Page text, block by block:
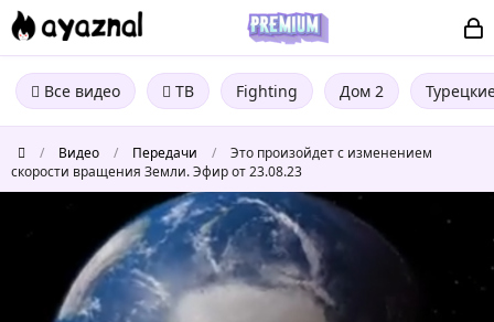
Все видео ТВ Fighting Дом 2
/ Видео / Передачи /
Это произойдет с изменением
скорости вращения Земли. Эфир от 23.08.23
произойдет